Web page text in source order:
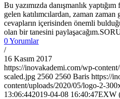
Bu yazımızda danışmanlık
gelen katılımcılardan, zaman
cevapların içerisinden önemli
olan bir tanesini
0 Yorumlar
/
16 Kasım 2017
https://inovakademi.com/wp-
scaled.jpg 2560 2560 Baris https://
content/uploads/2020/05/logo-2-
13:06:442019-04-08 16:40:47EXW